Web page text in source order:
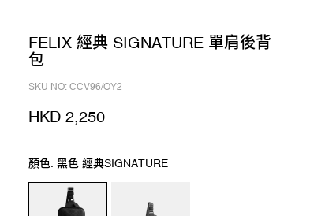
FELIX 經典 SIGNATURE 單肩後背
包
SKU NO: CCV96/OY2
HKD 2,250
顏色: 黑色 經典SIGNATURE